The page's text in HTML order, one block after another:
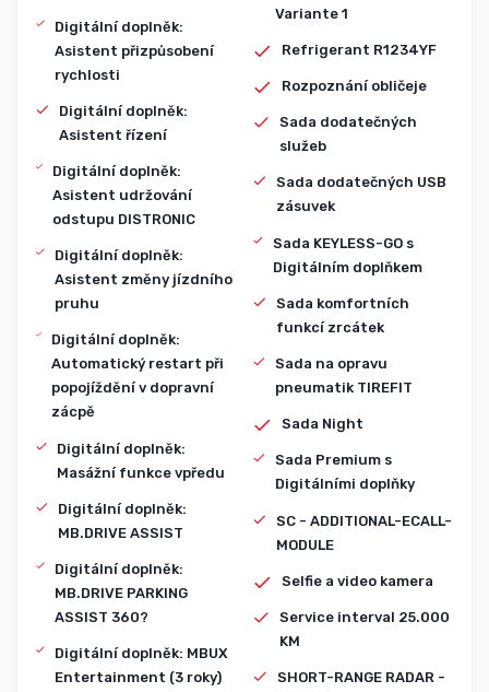
Digitální doplněk:
Asistent přizpůsobení
rychlosti
Digitální doplněk:
Asistent řízení
Digitální doplněk:
Asistent udržování
odstupu DISTRONIC
Digitální doplněk:
Asistent změny jízdního
pruhu
Digitální doplněk:
Automatický restart při
popojíždění v dopravní
zácpě
Digitální doplněk:
Masážní funkce vpředu
Digitální doplněk:
MB.DRIVE ASSIST
Digitální doplněk:
MB.DRIVE PARKING
ASSIST 360?
Digitální doplněk: MBUX
Entertainment (3 roky)
Variante 1
Refrigerant R1234YF
Rozpoznání obličeje
Sada dodatečných
služeb
Sada dodatečných USB
zásuvek
Sada KEYLESS-GO s
Digitálním doplňkem
Sada komfortních
funkcí zrcátek
Sada na opravu
pneumatik TIREFIT
Sada Night
Sada Premium s
Digitálními doplňky
SC - ADDITIONAL-ECALL-
MODULE
Selfie a video kamera
Service interval 25.000
KM
SHORT-RANGE RADAR -